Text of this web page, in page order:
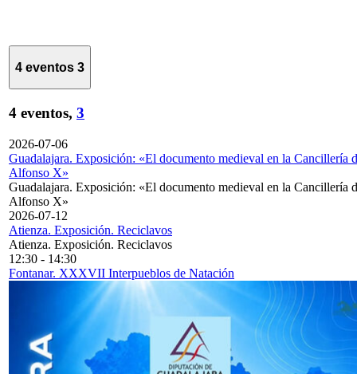
4 eventos 3
4 eventos, 3
2026-07-06
Guadalajara. Exposición: «El documento medieval en la Cancillería
Alfonso X»
Guadalajara. Exposición: «El documento medieval en la Cancillería
Alfonso X»
2026-07-12
Atienza. Exposición. Reciclavos
Atienza. Exposición. Reciclavos
12:30 - 14:30
Fontanar. XXXVII Interpueblos de Natación